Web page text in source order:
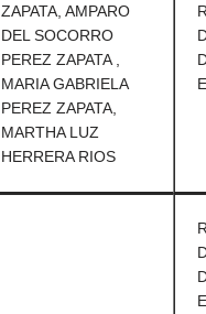
ZAPATA, AMPARO
DEL SOCORRO
PEREZ ZAPATA ,
MARIA GABRIELA
PEREZ ZAPATA,
MARTHA LUZ
HERRERA RIOS